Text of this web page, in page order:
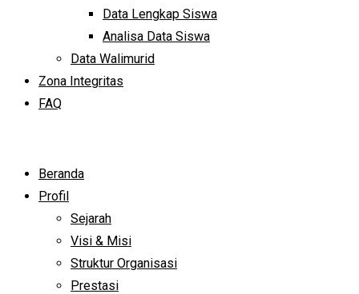
Data Lengkap Siswa
Analisa Data Siswa
Data Walimurid
Zona Integritas
FAQ
Beranda
Profil
Sejarah
Visi & Misi
Struktur Organisasi
Prestasi